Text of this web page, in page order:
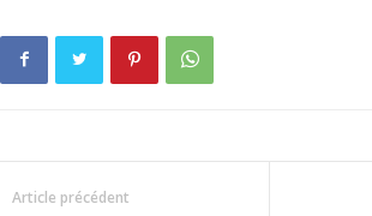
Article précédent